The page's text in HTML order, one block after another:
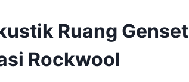
Ruang Genset
Rockwool